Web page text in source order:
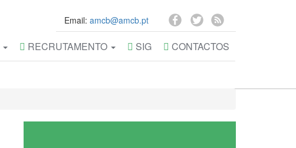
Email: amcb@amcb.pt
RECRUTAMENTO SIG CONTACTOS